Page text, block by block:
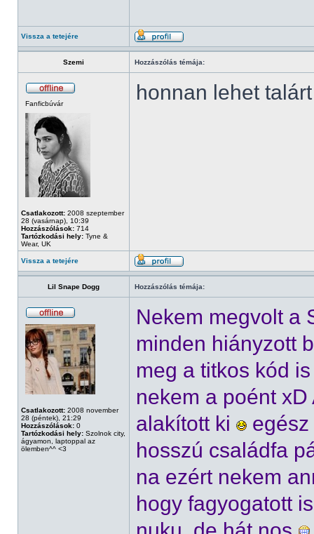
Vissza a tetejére
Szemi Hozzászólás témája:
Fanficbúvár
Csatlakozott: 2008 szeptember
28 (vasárnap), 10:39
Hozzászólások: 714
Tartózkodási hely: Tyne &
Wear, UK
honnan lehet
Vissza a tetejére
Lil Snape Dogg Hozzászólás témája:
Csatlakozott: 2008 november
28 (péntek), 21:29
Hozzászólások: 0
Tartózkodási hely: Szolnok city,
ágyamon, laptoppal az
ölemben^^ <3
Nekem megvolt a
minden hiányzott
meg a titkos kód
nekem a poént
alakított ki
hosszú családfa
na ezért nekem
hogy fagyogatott